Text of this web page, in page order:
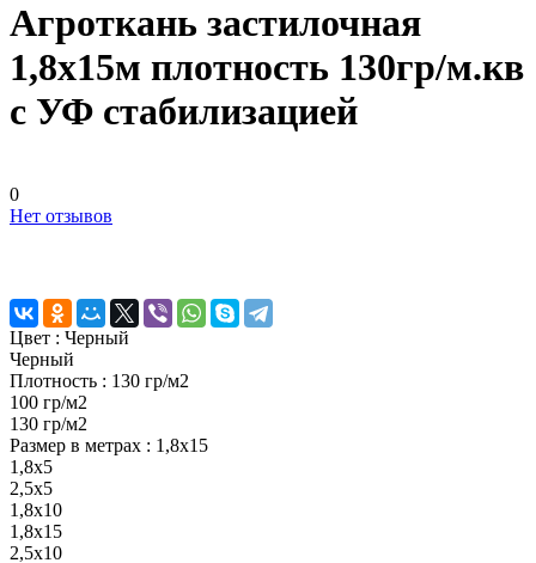
Агроткань застилочная
1,8х15м плотность 130гр/м.кв
с УФ стабилизацией
0
Нет отзывов
Цвет : Черный
Черный
Плотность : 130 гр/м2
100 гр/м2
130 гр/м2
Размер в метрах : 1,8х15
1,8х5
2,5х5
1,8х10
1,8х15
2,5х10